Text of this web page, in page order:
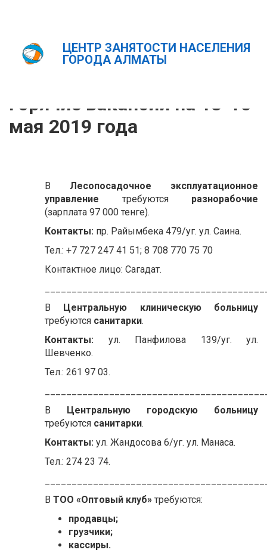
ЦЕНТР ЗАНЯТОСТИ НАСЕЛЕНИЯ
ГОРОДА АЛМАТЫ
Главная ГОРЯЧИЕ ВАКАНСИИ на 13-15 мая
Горячие вакансии на 13-15
мая 2019 года
В Лесопосадочное эксплуатационное
управление требуются разнорабочие
(зарплата 97 000 тенге).
Контакты: пр. Райымбека 479/уг. ул. Саина.
Тел.: +7 727 247 41 51; 8 708 770 75 70
Контактное лицо: Сагадат.
В Центральную клиническую больницу
требуются санитарки.
Контакты: ул. Панфилова 139/уг. ул.
Шевченко.
Тел.: 261 97 03.
В Центральную городскую больницу
требуются санитарки.
Контакты: ул. Жандосова 6/уг. ул. Манаса.
Тел.: 274 23 74.
В ТОО «Оптовый клуб» требуются:
продавцы;
грузчики;
кассиры.